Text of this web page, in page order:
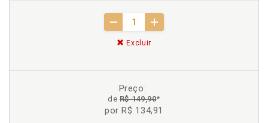
Excluir
Preço:
deR$ 149,90*
por R$ 134,91